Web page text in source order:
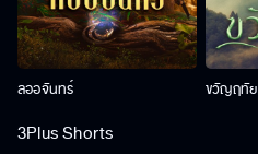
ลออจันทร์ ขวัญฤทัย
3Plus Shorts